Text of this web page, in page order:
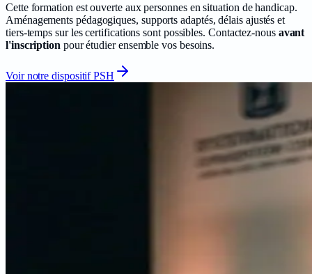
Cette formation est ouverte aux personnes en situation de handicap.
Aménagements pédagogiques, supports adaptés, délais ajustés et
tiers-temps sur les certifications sont possibles. Contactez-nous avant
l'inscription pour étudier ensemble vos besoins.
Voir notre dispositif PSH